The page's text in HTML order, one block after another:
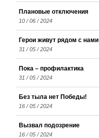
Плановые отключения
10 / 06 / 2024
Герои живут рядом с нами
31 / 05 / 2024
Пока – профилактика
31 / 05 / 2024
Без тыла нет Победы!
16 / 05 / 2024
Вызвал подозрение
16 / 05 / 2024